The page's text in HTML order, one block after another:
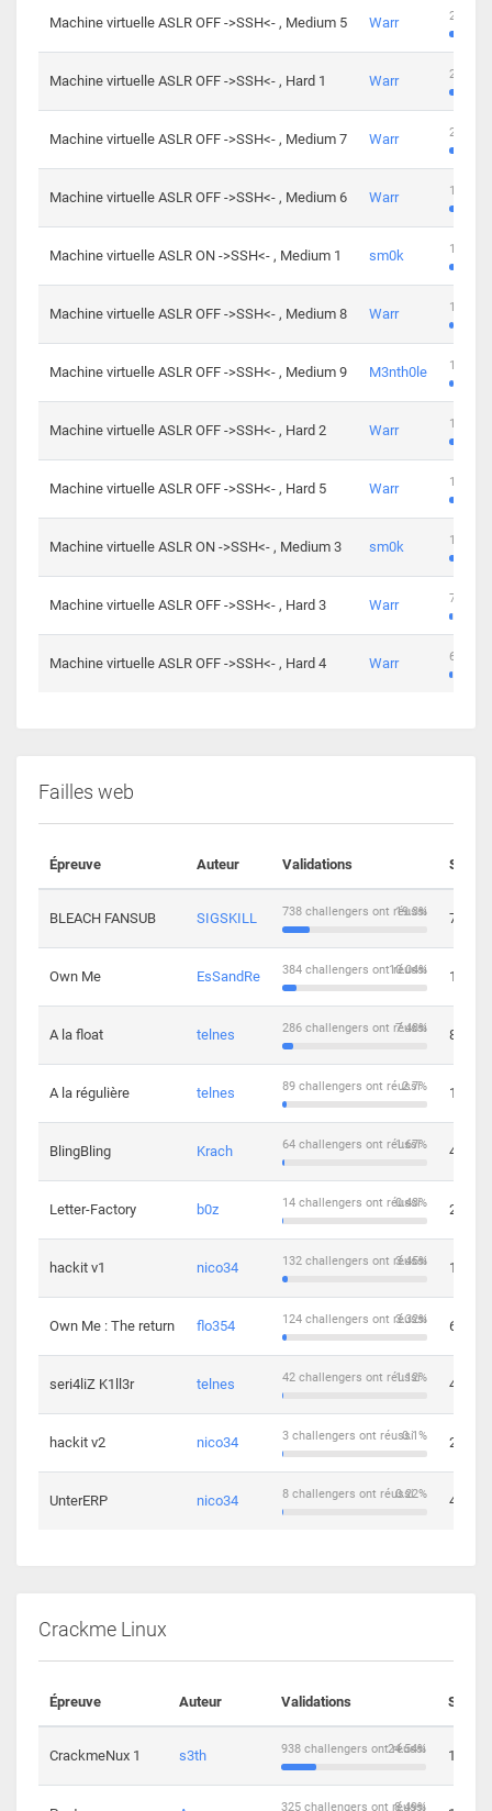
Machine virtuelle ASLR OFF ->SSH<- , Medium 5 Warr 265
Machine virtuelle ASLR OFF ->SSH<- , Hard 1 Warr 224
Machine virtuelle ASLR OFF ->SSH<- , Medium 7 Warr 230
Machine virtuelle ASLR OFF ->SSH<- , Medium 6 Warr 168
Machine virtuelle ASLR ON ->SSH<- , Medium 1 sm0k 139
Machine virtuelle ASLR OFF ->SSH<- , Medium 8 Warr 112
Machine virtuelle ASLR OFF ->SSH<- , Medium 9 M3nth0le 100
Machine virtuelle ASLR OFF ->SSH<- , Hard 2 Warr 176
Machine virtuelle ASLR OFF ->SSH<- , Hard 5 Warr 115
Machine virtuelle ASLR ON ->SSH<- , Medium 3 sm0k 115
Machine virtuelle ASLR OFF ->SSH<- , Hard 3 Warr 76
Machine virtuelle ASLR OFF ->SSH<- , Hard 4 Warr 63
Failles web
Épreuve Auteur Validations
BLEACH FANSUB SIGSKILL 19.3%
738 challengers ont réussi 7
Own Me EsSandRe 10.04%
384 challengers ont réussi 13
A la float telnes 7.48%
286 challengers ont réussi 8
A la régulière telnes 2.7%
89 challengers ont réussi 10
BlingBling Krach 1.67%
64 challengers ont réussi 4
Letter-Factory b0z 0.43%
14 challengers ont réussi 2
hackit v1 nico34 3.45%
132 challengers ont réussi 12
Own Me : The return flo354 3.32%
124 challengers ont réussi 6
seri4liZ K1ll3r telnes 1.12%
42 challengers ont réussi 4
hackit v2 nico34 0.1%
3 challengers ont réussi 2
UnterERP nico34 0.22%
8 challengers ont réussi 4
Crackme Linux
Épreuve Auteur Validations
CrackmeNux 1 s3th 24.54%
938 challengers ont réussi 14
8.49%
325 challengers ont réussi